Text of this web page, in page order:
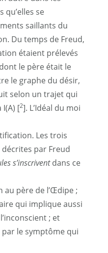
qu’elles se
saillants du
Du temps de Freud,
étaient prélevés
le père était le
le graphe du désir,
selon un trajet qui
[2]. L’Idéal du moi
Les trois
par Freud
s’inscriventdans ce
père de l’Œdipe ;
qui implique aussi
; et
le symptôme qui